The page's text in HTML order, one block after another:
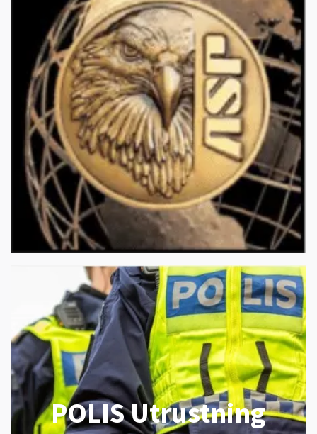
POLIS Utrustning